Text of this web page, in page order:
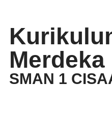
Merdeka
SMAN 1